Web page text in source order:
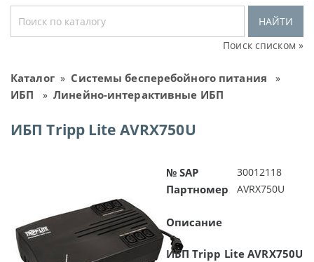
НАЙТИ
Поиск списком »
Каталог» Системы бесперебойного питания »
ИБП »Линейно-интерактивные ИБП
ИБП Tripp Lite AVRX750U
№ SAP 30012118
Партномер AVRX750U
Описание
ИБП Tripp Lite AVRX750U